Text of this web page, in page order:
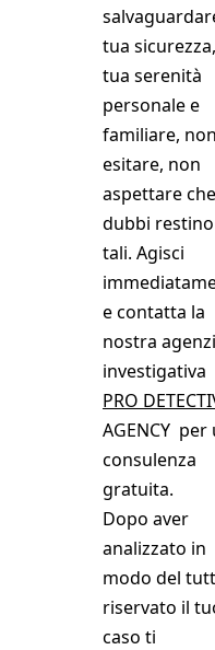
tua
tua serenità
personale e
familiare,
esitare, non
aspettare
dubbi restino
tali. Agisci
e contatta la
nostra
investigativa
PRO
AGENCY per
consulenza
gratuita.
Dopo aver
analizzato in
modo del
riservato il
caso ti